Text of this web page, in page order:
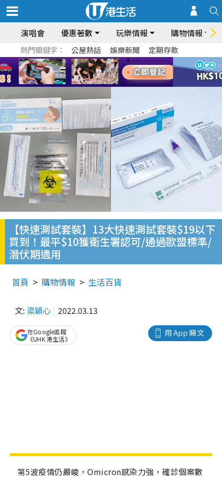
演唱會 優惠著數 玩樂情報 購物情報
熱門關鍵字： 公屋熱話 娛樂新聞 定期存款
【快速測試套裝】13大快速測試套裝$19以下
買到！最平$10獲衛生署認可/通過歐盟標準/
潛伏期適用
首頁 購物情報 生活百貨
文: 梁穎心 2022.03.13
用 App 睇文
在Google追蹤
《UHK 港生活》
第5波疫情仍嚴峻，Omicron感染力強，確診個案數